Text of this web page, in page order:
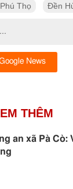
Thọ Đền
News
THÊM
an xã Pà Cò: